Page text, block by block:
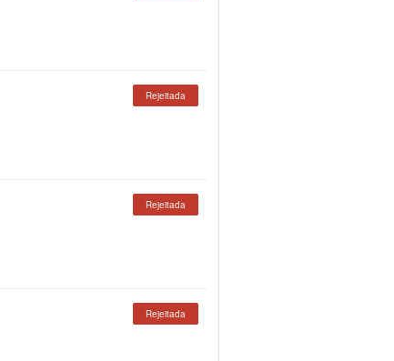
Rejeitada
Rejeitada
Rejeitada